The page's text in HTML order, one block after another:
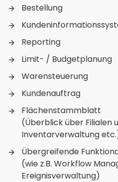
Bestellung
Reporting
Limit- / Budgetplanung
Warensteuerung
Kundenauftrag
Flächenstammblatt
(Überblick über Filialen
Inventarverwaltung
Übergreifende
(wie z.B. Workflow
Ereignisverwaltung)